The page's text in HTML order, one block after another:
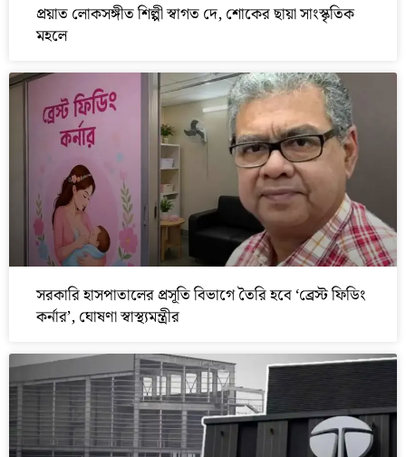
প্রয়াত লোকসঙ্গীত শিল্পী স্বাগত দে, শোকের ছায়া সাংস্কৃতিক
মহলে
সরকারি হাসপাতালের প্রসূতি বিভাগে তৈরি হবে ‘ব্রেস্ট ফিডিং
কর্নার’, ঘোষণা স্বাস্থ্যমন্ত্রীর